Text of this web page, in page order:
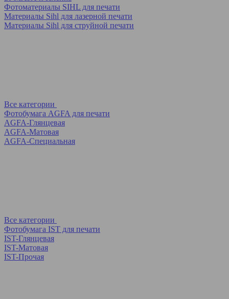
Фотоматериалы SIHL для печати
Материалы Sihl для лазерной печати
Материалы Sihl для струйной печати
Все категории
Фотобумага AGFA для печати
AGFA-Глянцевая
AGFA-Матовая
AGFA-Специальная
Все категории
Фотобумага IST для печати
IST-Глянцевая
IST-Матовая
IST-Прочая